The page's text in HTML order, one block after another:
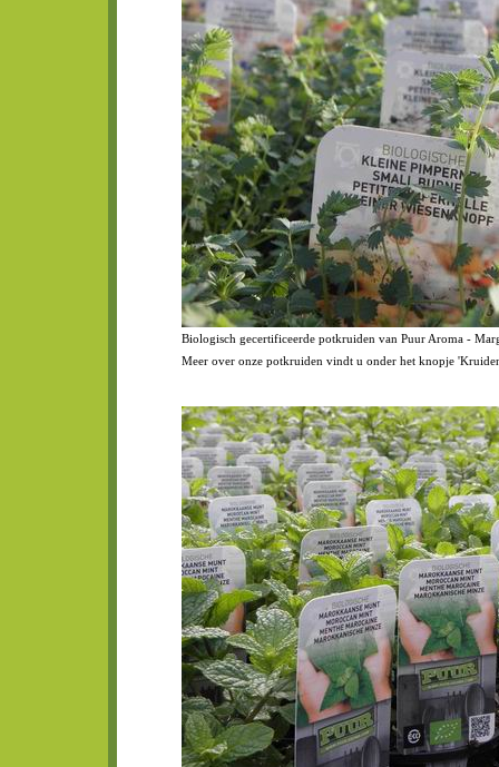
Biologisch gecertificeerde potkruiden van Puur Aroma -
Meer over onze potkruiden vindt u onder het knopje